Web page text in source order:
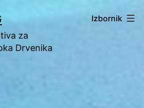
za
Drvenika
Izbornik